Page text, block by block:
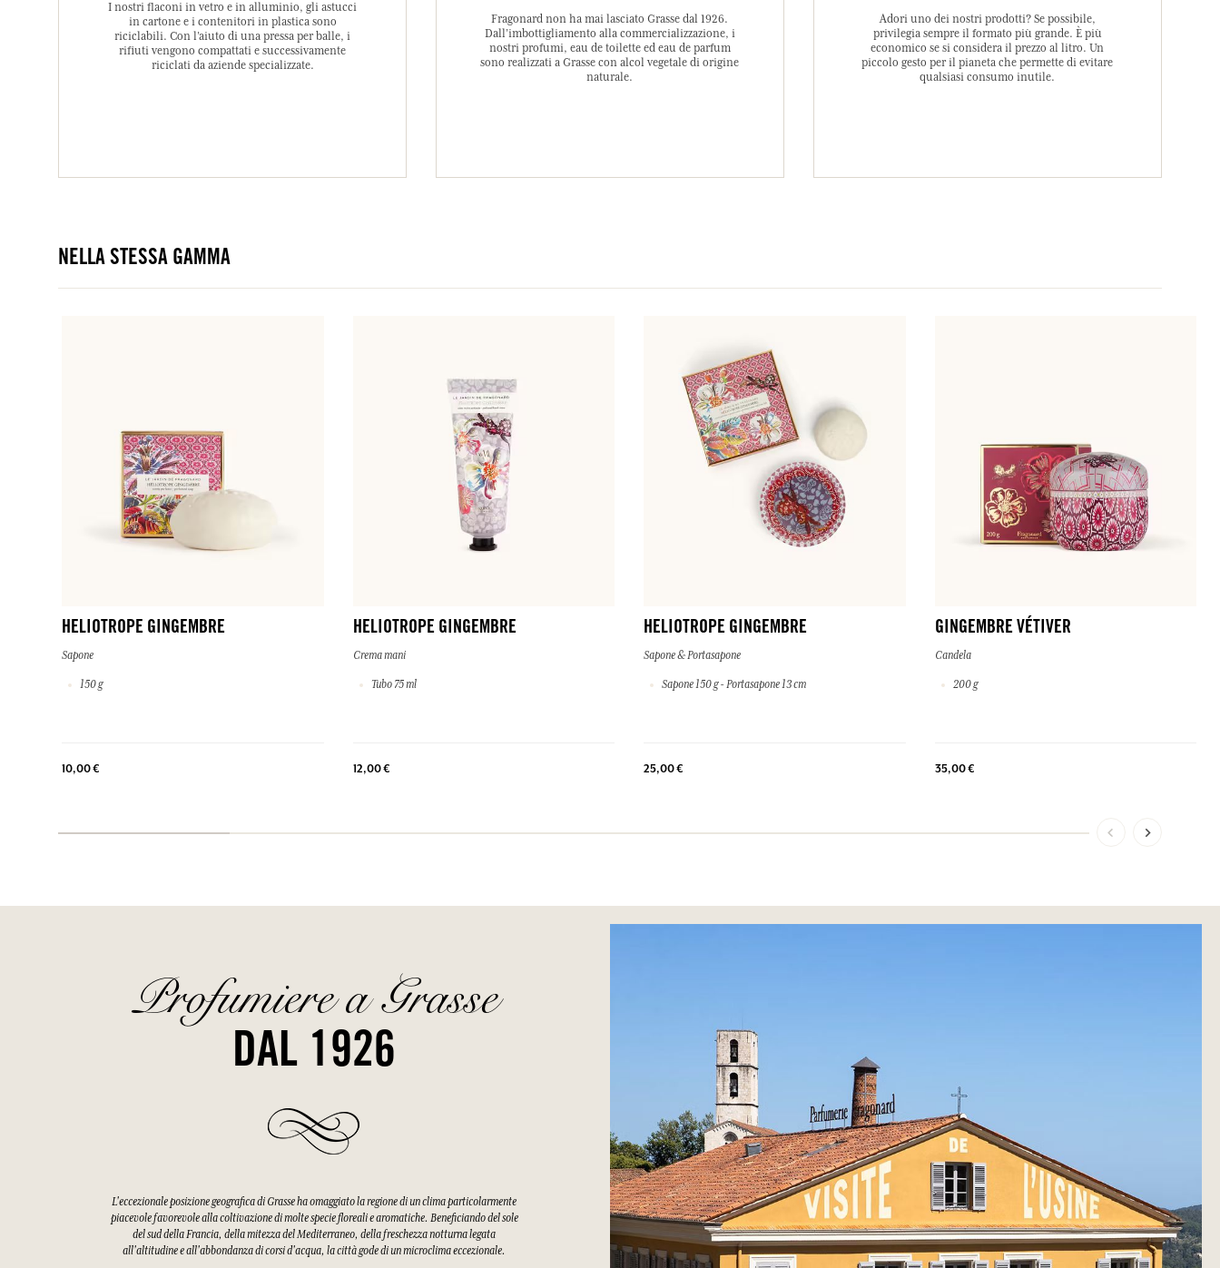
I nostri flaconi in vetro e in alluminio, gli astucci
in cartone e i contenitori in plastica sono
riciclabili. Con l’aiuto di una pressa per balle, i
rifiuti vengono compattati e successivamente
riciclati da aziende specializzate.
Fragonard non ha mai lasciato Grasse dal 1926.
Dall’imbottigliamento alla commercializzazione, i
nostri profumi, eau de toilette ed eau de parfum
sono realizzati a Grasse con alcol vegetale di origine
naturale.
Adori uno dei nostri prodotti? Se possibile,
privilegia sempre il formato più grande. È più
economico se si considera il prezzo al litro. Un
piccolo gesto per il pianeta che permette di evitare
qualsiasi consumo inutile.
NELLA STESSA GAMMA
HELIOTROPE GINGEMBRE
Sapone
150 g
10,00 €
HELIOTROPE GINGEMBRE
Crema mani
Tubo 75 ml
12,00 €
HELIOTROPE GINGEMBRE
Sapone & Portasapone
Sapone 150 g - Portasapone 13 cm
25,00 €
GINGEMBRE VÉTIVER
Candela
200 g
35,00 €
Profumiere a Grasse
DAL 1926
L'eccezionale posizione geografica di Grasse ha omaggiato la regione di un clima particolarmente
piacevole favorevole alla coltivazione di molte specie floreali e aromatiche. Beneficiando del sole
del sud della Francia, della mitezza del Mediterraneo, della freschezza notturna legata
all'altitudine e all'abbondanza di corsi d'acqua, la città gode di un microclima eccezionale.